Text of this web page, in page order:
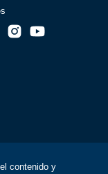
contenido y